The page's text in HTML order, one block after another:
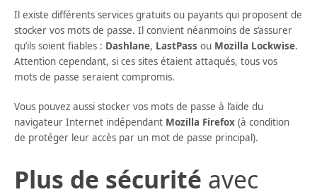
Il existe différents services gratuits ou payants qui proposent de
stocker vos mots de passe. Il convient néanmoins de s’assurer
qu’ils soient fiables : Dashlane, LastPass ou Mozilla Lockwise.
Attention cependant, si ces sites étaient attaqués, tous vos
mots de passe seraient compromis.
Vous pouvez aussi stocker vos mots de passe à l’aide du
navigateur Internet indépendant Mozilla Firefox (à condition
de protéger leur accès par un mot de passe principal).
Plus de sécurité avec